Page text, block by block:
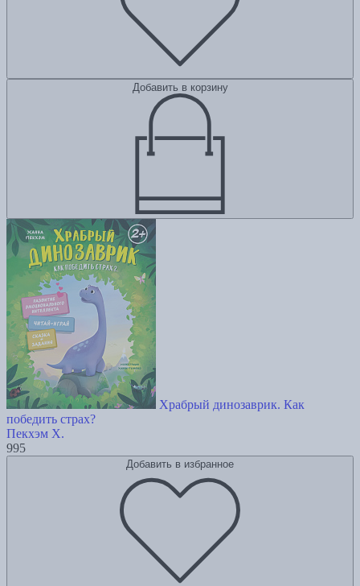
Добавить в корзину
Храбрый динозаврик. Как
победить страх?
Пекхэм Х.
995
Добавить в избранное